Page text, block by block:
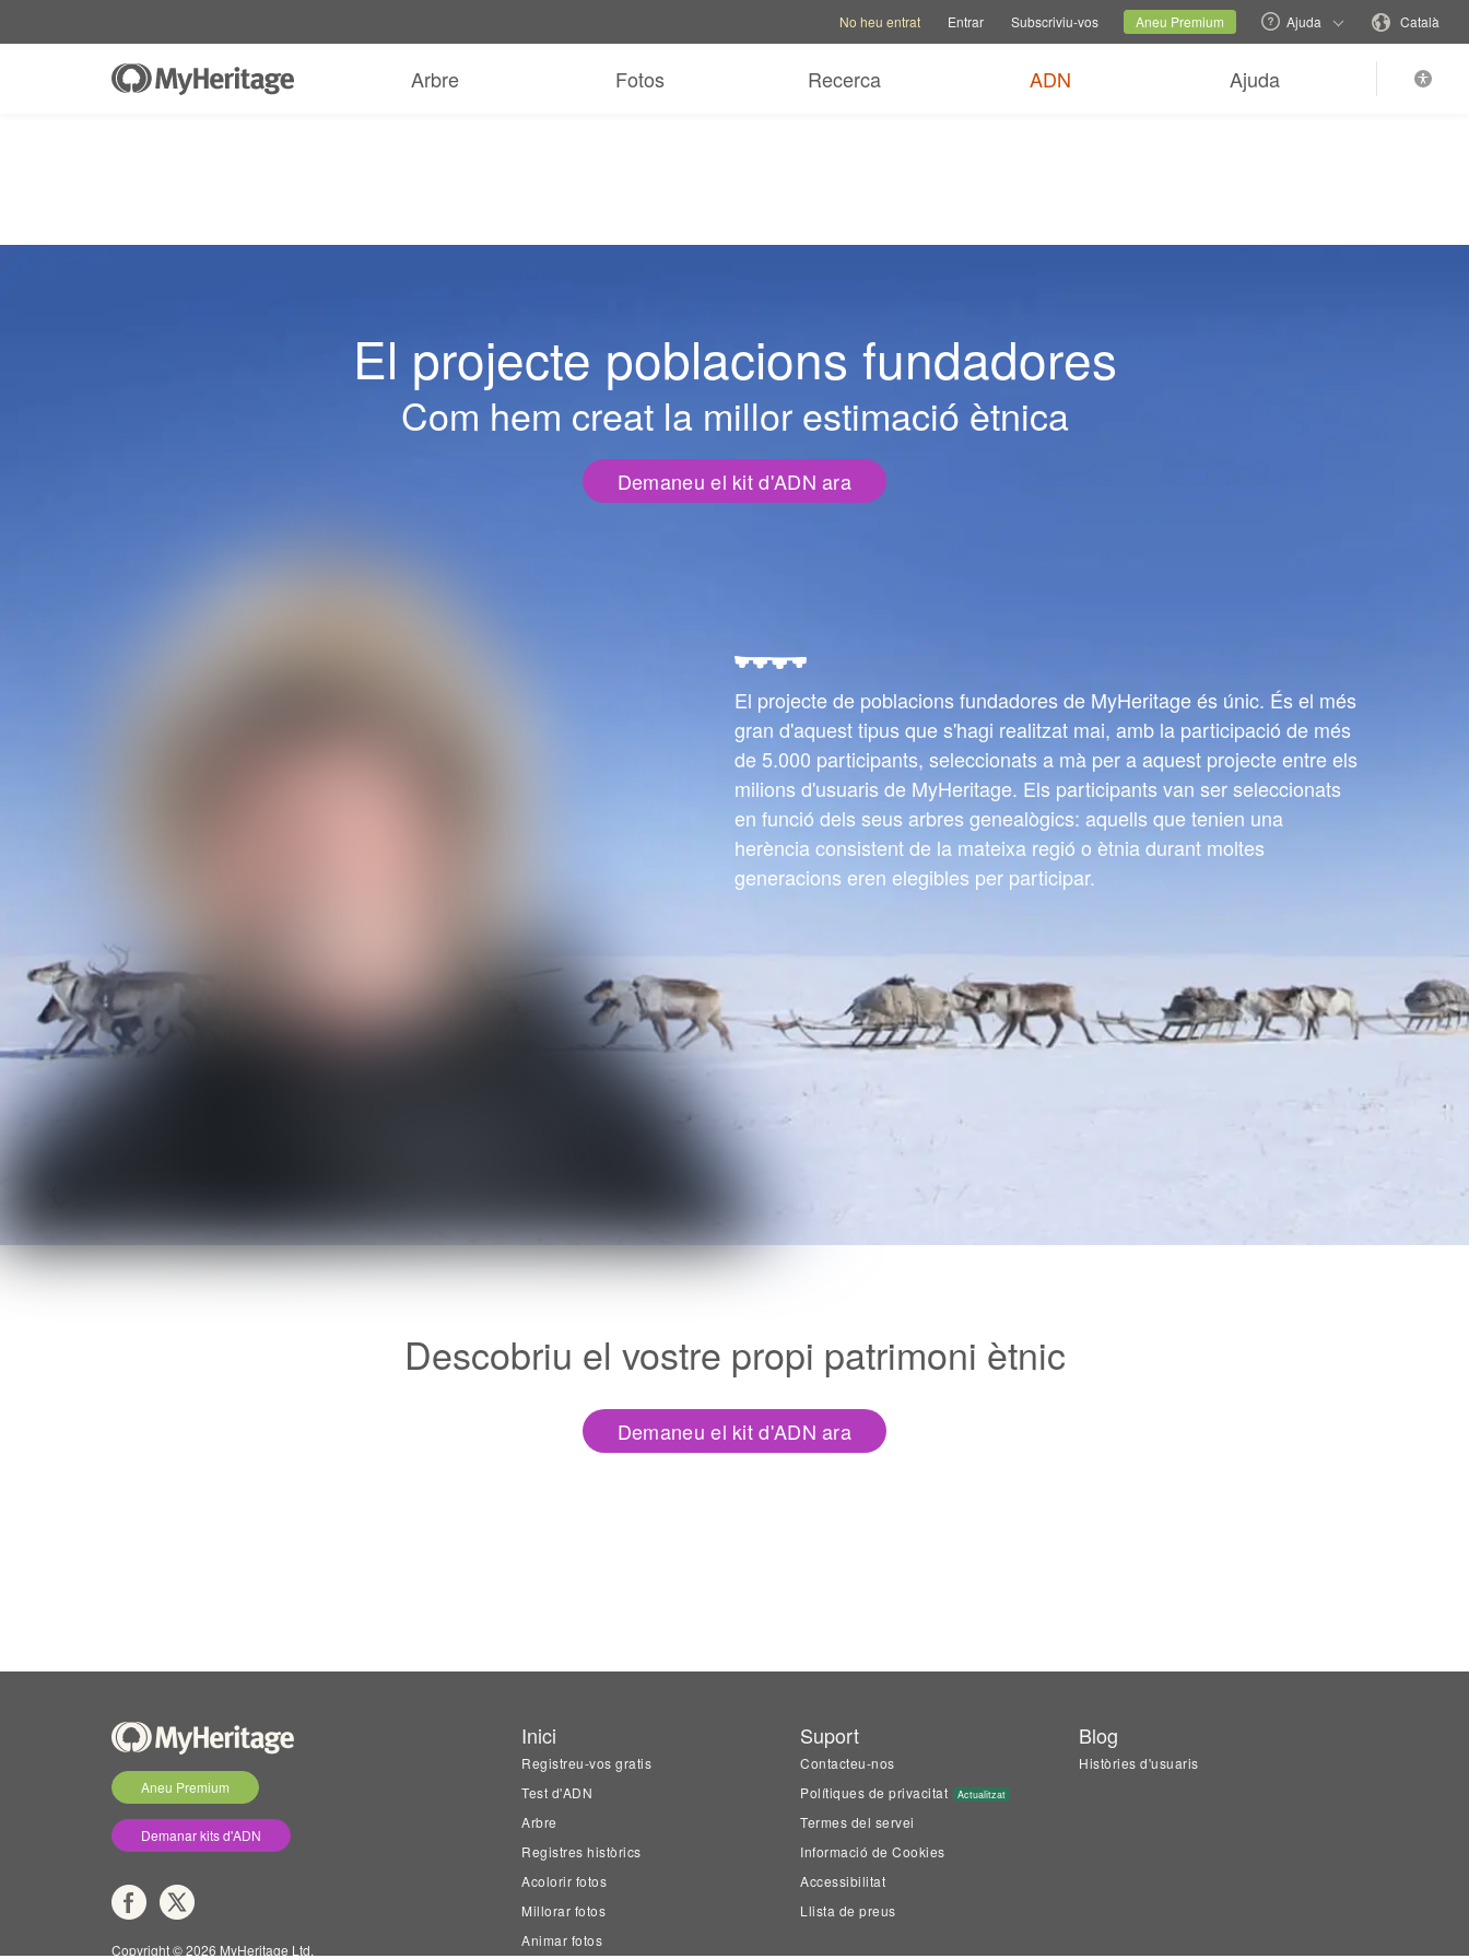
Canviar lloc web familiarLloc actual Canvieu idioma
No heu entrat Entrar Subscriviu-vos Aneu Premium Ajuda Català
Arbre Fotos Recerca ADN Ajuda
El projecte poblacions fundadores
Com hem creat la millor estimació ètnica
Demaneu el kit d'ADN ara
El projecte de poblacions fundadores de MyHeritage és únic. És el més
gran d'aquest tipus que s'hagi realitzat mai, amb la participació de més
de 5.000 participants, seleccionats a mà per a aquest projecte entre els
milions d'usuaris de MyHeritage. Els participants van ser seleccionats
en funció dels seus arbres genealògics: aquells que tenien una
herència consistent de la mateixa regió o ètnia durant moltes
generacions eren elegibles per participar.
Descobriu el vostre propi patrimoni ètnic
Demaneu el kit d'ADN ara
Aneu Premium
Demanar kits d'ADN
Copyright © 2026 MyHeritage Ltd.
Inici
Registreu-vos gratis
Test d'ADN
Arbre
Registres històrics
Acolorir fotos
Millorar fotos
Animar fotos
Suport
Contacteu-nos
Polítiques de privacitat
Actualitzat
Termes del servei
Informació de Cookies
Accessibilitat
Llista de preus
Blog
Històries d'usuaris